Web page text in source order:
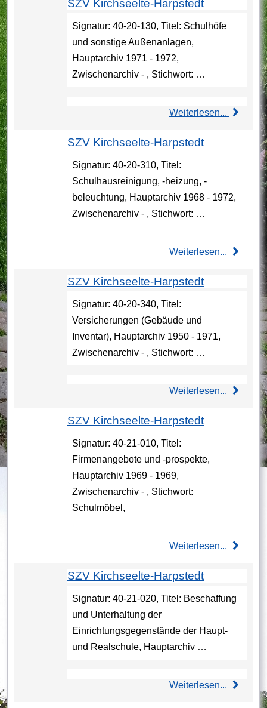
SZV Kirchseelte-Harpstedt
Signatur: 40-20-130, Titel: Schulhöfe
und sonstige Außenanlagen,
Hauptarchiv 1971 - 1972,
Zwischenarchiv - , Stichwort: …
Weiterlesen...
SZV Kirchseelte-Harpstedt
Signatur: 40-20-310, Titel:
Schulhausreinigung, -heizung, -
beleuchtung, Hauptarchiv 1968 - 1972,
Zwischenarchiv - , Stichwort: …
Weiterlesen...
SZV Kirchseelte-Harpstedt
Signatur: 40-20-340, Titel:
Versicherungen (Gebäude und
Inventar), Hauptarchiv 1950 - 1971,
Zwischenarchiv - , Stichwort: …
Weiterlesen...
SZV Kirchseelte-Harpstedt
Signatur: 40-21-010, Titel:
Firmenangebote und -prospekte,
Hauptarchiv 1969 - 1969,
Zwischenarchiv - , Stichwort:
Schulmöbel,
Weiterlesen...
SZV Kirchseelte-Harpstedt
Signatur: 40-21-020, Titel: Beschaffung
und Unterhaltung der
Einrichtungsgegenstände der Haupt-
und Realschule, Hauptarchiv …
Weiterlesen...